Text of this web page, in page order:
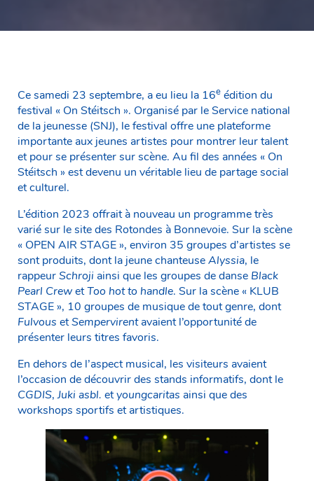
Ce samedi 23 septembre, a eu lieu la 16e édition du
festival « On Stéitsch ». Organisé par le Service national
de la jeunesse (SNJ), le festival offre une plateforme
importante aux jeunes artistes pour montrer leur talent
et pour se présenter sur scène. Au fil des années « On
Stéitsch » est devenu un véritable lieu de partage social
et culturel.
L’édition 2023 offrait à nouveau un programme très
varié sur le site des Rotondes à Bonnevoie. Sur la scène
« OPEN AIR STAGE », environ 35 groupes d’artistes se
sont produits, dont la jeune chanteuseAlyssia, le
rappeurSchroji ainsi que les groupes de danse Black
Pearl CrewetToo hot to handle. Sur la scène « KLUB
STAGE », 10 groupes de musique de tout genre, dont
Fulvous etSempervirentavaient l’opportunité de
présenter leurs titres favoris.
En dehors de l’aspect musical, les visiteurs avaient
l’occasion de découvrir des stands informatifs, dont le
CGDIS,Juki asbl. etyoungcaritas ainsi que des
workshops sportifs et artistiques.